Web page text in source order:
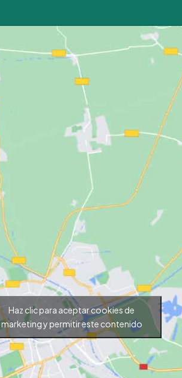
Haz clic para aceptar cookies de
marketing y permitir este contenido